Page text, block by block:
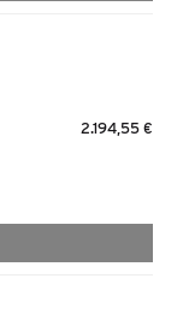
2.194,55 €